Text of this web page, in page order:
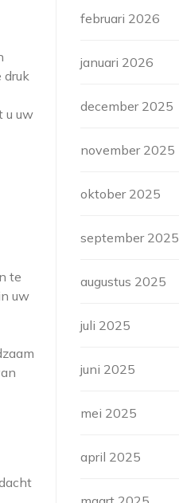
druk
u uw
te
uw
februari 2026
januari 2026
december 2025
november 2025
oktober 2025
september 2025
augustus 2025
juli 2025
juni 2025
mei 2025
april 2025